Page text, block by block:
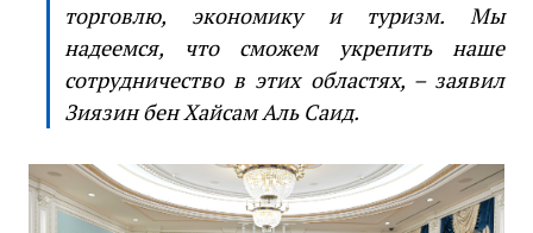
торговлю, экономику и туризм. Мы
надеемся, что сможем укрепить наше
сотрудничество в этих областях, – заявил
Зиязин бен Хайсам Аль Саид.